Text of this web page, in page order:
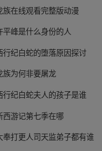
族在线观看完整版动漫
平峰是什么身份的人
行纪白蛇的堕落原因探讨
族为何非要屠龙
行纪白蛇夫人的孩子是谁
西游记第七季在哪
奉打更人司天监弟子都有谁